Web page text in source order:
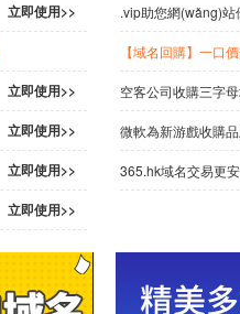
立即使用>>
立即使用>>
立即使用>>
立即使用>>
立即使用>>
.vip助您網(wǎng)站
【域名回購】一口
空客公司收購三字
微軟為新游戲收購
365.hk域名交易更